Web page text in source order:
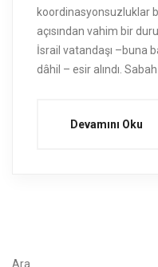
koordinasyonsuzluklar
açısından vahim bir
İsrail vatandaşı –buna
dâhil – esir alındı.
Devamını Oku
Ara